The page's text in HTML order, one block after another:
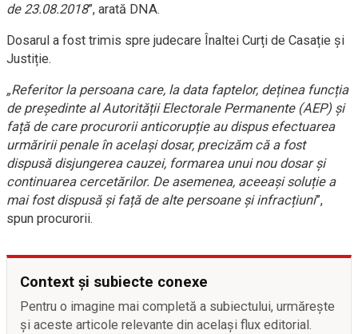
de 23.08.2018”, arată DNA.
Dosarul a fost trimis spre judecare Înaltei Curți de Casație și
Justiție.
„Referitor la persoana care, la data faptelor, deținea funcția
de președinte al Autorității Electorale Permanente (AEP) și
față de care procurorii anticorupție au dispus efectuarea
urmăririi penale în același dosar, precizăm că a fost
dispusă disjungerea cauzei, formarea unui nou dosar și
continuarea cercetărilor. De asemenea, aceeași soluție a
mai fost dispusă și față de alte persoane și infracțiuni”,
spun procurorii.
Context și subiecte conexe
Pentru o imagine mai completă a subiectului, urmărește
și aceste articole relevante din același flux editorial.